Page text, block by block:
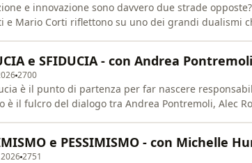
e innovazione sono davvero due strade
e Mario Corti riflettono su uno dei grandi dualismi che
e SFIDUCIA - con Andrea Pontremoli
2700
è il punto di partenza per far nascere
è il fulcro del dialogo tra Andrea Pontremoli, Alec
impres e PESSIMISMO - con Michelle
2751